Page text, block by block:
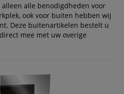
alle benodigdheden voor
ook voor buiten hebben wij
Deze buitenartikelen bestelt u
mee met uw overige